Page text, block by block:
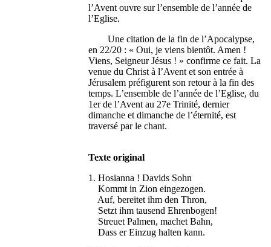
l’Avent ouvre sur l’ensemble de l’année de
l’Eglise.
Une citation de la fin de l’Apocalypse,
en 22/20 : « Oui, je viens bientôt. Amen !
Viens, Seigneur Jésus ! » confirme ce fait. La
venue du Christ à l’Avent et son entrée à
Jérusalem préfigurent son retour à la fin des
temps. L’ensemble de l’année de l’Eglise, du
1er de l’Avent au 27e Trinité, dernier
dimanche et dimanche de l’éternité, est
traversé par le chant.
Texte original
1. Hosianna ! Davids Sohn
Kommt in Zion eingezogen.
Auf, bereitet ihm den Thron,
Setzt ihm tausend Ehrenbogen!
Streuet Palmen, machet Bahn,
Dass er Einzug halten kann.